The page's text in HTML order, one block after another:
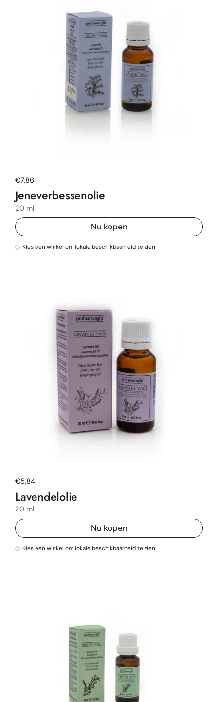
Normale prijs
€7,86
Jeneverbessenolie
20 ml
Nu kopen
Kies een winkel om lokale beschikbaarheid te zien
Normale prijs
€5,84
Lavendelolie
20 ml
Nu kopen
Kies een winkel om lokale beschikbaarheid te zien